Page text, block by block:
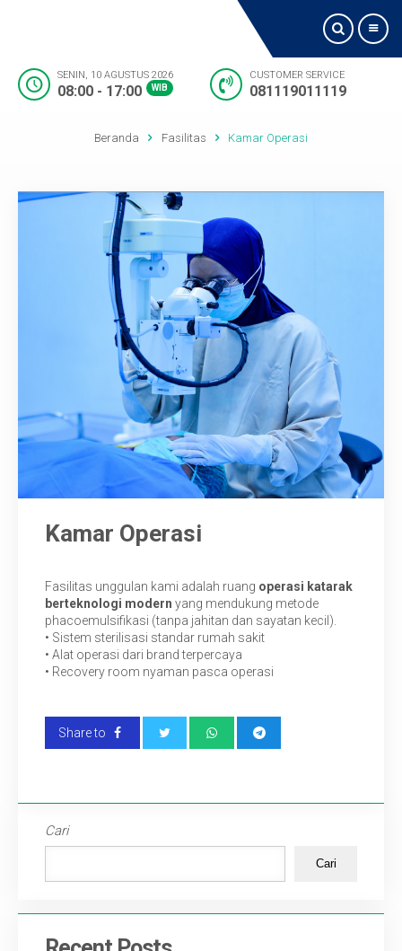
Jadwal Dokter
Visi dan Misi
Artikel
SENIN, 10 AGUSTUS 2026
08:00 - 17:00 WIB
CUSTOMER SERVICE
081119011119
Beranda Fasilitas Kamar Operasi
Kamar Operasi
Fasilitas unggulan kami adalah ruang operasi katarak
berteknologi modern yang mendukung metode
phacoemulsifikasi (tanpa jahitan dan sayatan kecil).
• Sistem sterilisasi standar rumah sakit
• Alat operasi dari brand terpercaya
• Recovery room nyaman pasca operasi
Share to
Cari
Cari